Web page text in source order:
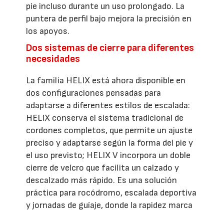
pie incluso durante un uso prolongado. La
puntera de perfil bajo mejora la precisión en
los apoyos.
Dos sistemas de cierre para diferentes
necesidades
La familia HELIX está ahora disponible en
dos configuraciones pensadas para
adaptarse a diferentes estilos de escalada:
HELIX conserva el sistema tradicional de
cordones completos, que permite un ajuste
preciso y adaptarse según la forma del pie y
el uso previsto; HELIX V incorpora un doble
cierre de velcro que facilita un calzado y
descalzado más rápido. Es una solución
práctica para rocódromo, escalada deportiva
y jornadas de guíaje, donde la rapidez marca